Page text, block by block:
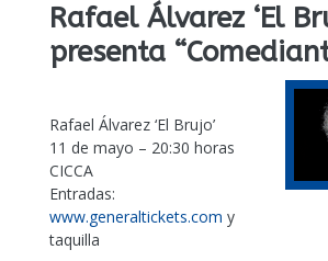
Rafael Álvarez ‘El
presenta
Rafael Álvarez ‘El Brujo’
11 de mayo – 20:30 horas
CICCA
Entradas:
www.generaltickets.com y
taquilla